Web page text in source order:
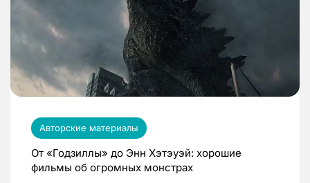
Авторские материалы
От «Годзиллы» до Энн Хэтэуэй: хорошие
фильмы об огромных монстрах